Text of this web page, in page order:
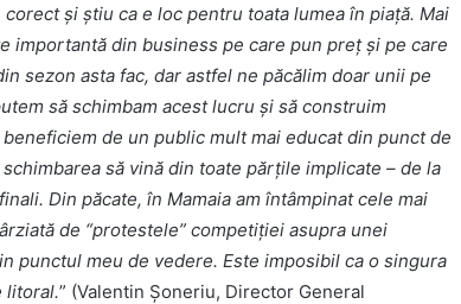
și știu ca e loc pentru toata lumea în piață. Mai
importantă din business pe care pun preț și pe care
sezon asta fac, dar astfel ne păcălim doar unii pe
să schimbam acest lucru și să construim
de un public mult mai educat din punct de
să vină din toate părțile implicate – de la
Din păcate, în Mamaia am întâmpinat cele mai
de “protestele” competiției asupra unei
punctul meu de vedere. Este imposibil ca o singura
litoral.” (Valentin Șoneriu, Director General